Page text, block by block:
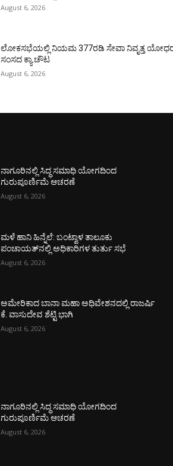
August 6, 2026
ಲೋಕಸಭೆಯಲ್ಲಿ ನಿಯಮ 377ರಡಿ ಸೇವಾ ನಿವೃತ್ತ
ಸಂಸದ ಕ್ಯಾ.ಚೌಟ
August 6, 2026
ನಾಗೂರಿನಲ್ಲಿ ಸಿದ್ಧ ಸಮಾಧಿ ಯೋಗದಿಂದ
ಗುರುಪೂರ್ಣಿಮೆ ಆಚರಣೆ
August 6, 2026
ಮಳೆ ಹಾನಿ ಹಿನ್ನೆಲೆ: ಬಂಟ್ವಾಳ ತಾಲೂಕು
ಪಂಚಾಯತ್‌ನಲ್ಲಿ ಅಧಿಕಾರಿಗಳ ತುರ್ತು ಸಭೆ
August 6, 2026
ಅಮೇರಿಕಾದ ಬಾನಾ ಮಹಾ ಅಧಿವೇಶನದಲ್ಲಿ ರಾಜರ್ಷಿ
ಕೆ. ವಾಸುದೇವ ಶೆಟ್ಟಿ ಭಾಗಿ
August 6, 2026
ನಾಗೂರಿನಲ್ಲಿ ಸಿದ್ಧ ಸಮಾಧಿ ಯೋಗದಿಂದ
ಗುರುಪೂರ್ಣಿಮೆ ಆಚರಣೆ
August 6, 2026